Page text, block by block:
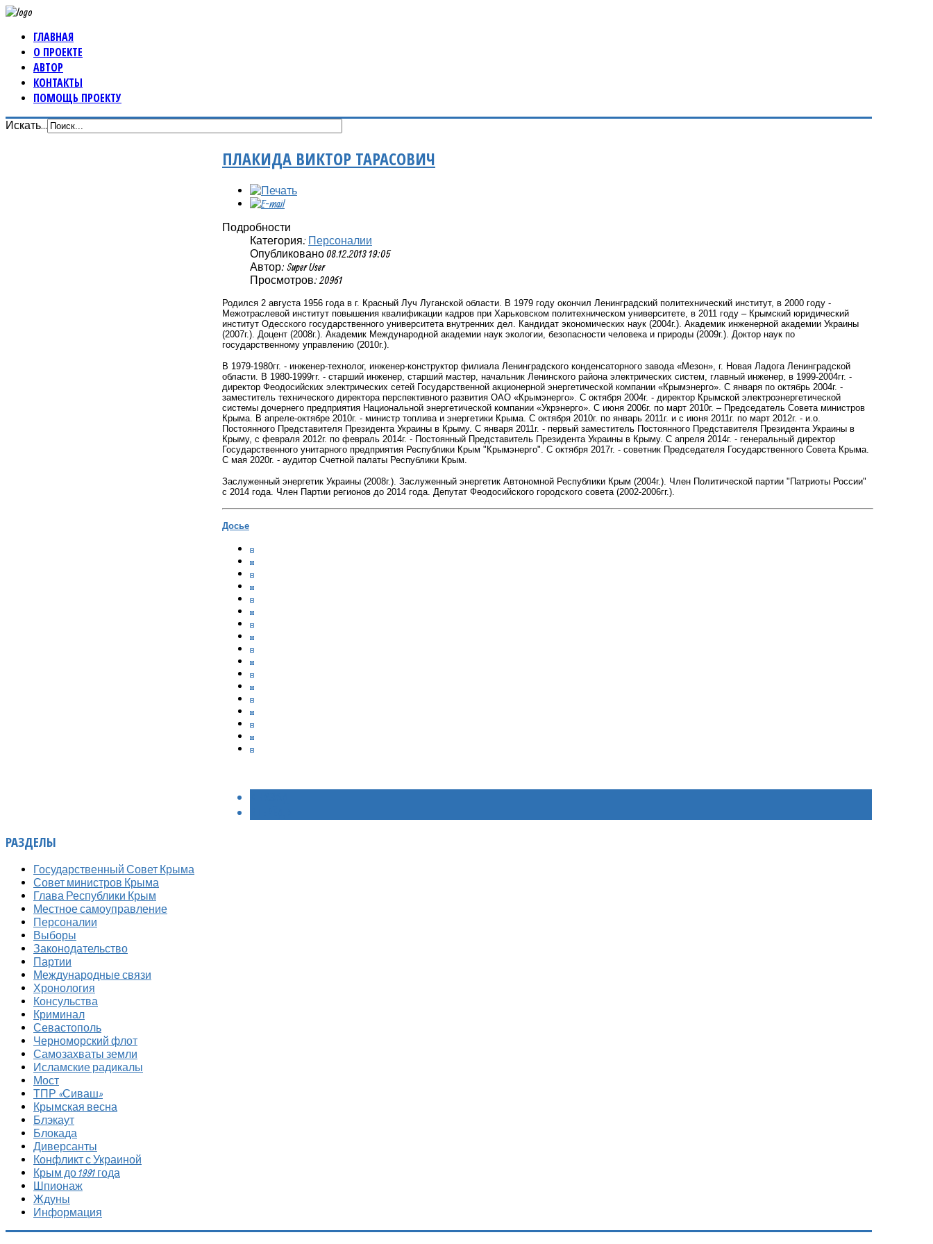
ГЛАВНАЯ
О ПРОЕКТЕ
АВТОР
КОНТАКТЫ
ПОМОЩЬ ПРОЕКТУ
Искать...
ПЛАКИДА ВИКТОР ТАРАСОВИЧ
Подробности
Категория: Персоналии
Опубликовано 08.12.2013 19:05
Автор: Super User
Просмотров: 20961
Родился 2 августа 1956 года в г. Красный Луч Луганской области. В 1979 году окончил Ленинградский политехнический институт, в 2000 году -
Межотраслевой институт повышения квалификации кадров при Харьковском политехническом университете, в 2011 году – Крымский юридический
институт Одесского государственного университета внутренних дел. Кандидат экономических наук (2004г.). Академик инженерной академии Украины
(2007г.). Доцент (2008г.). Академик Международной академии наук экологии, безопасности человека и природы (2009г.). Доктор наук по
государственному управлению (2010г.).
В 1979-1980гг. - инженер-технолог, инженер-конструктор филиала Ленинградского конденсаторного завода «Мезон», г. Новая Ладога Ленинградской
области. В 1980-1999гг. - старший инженер, старший мастер, начальник Ленинского района электрических систем, главный инженер, в 1999-2004гг. -
директор Феодосийских электрических сетей Государственной акционерной энергетической компании «Крымэнерго». С января по октябрь 2004г. -
заместитель технического директора перспективного развития ОАО «Крымэнерго». С октября 2004г. - директор Крымской электроэнергетической
системы дочернего предприятия Национальной энергетической компании «Укрэнерго». С июня 2006г. по март 2010г. – Председатель Совета министров
Крыма. В апреле-октябре 2010г. - министр топлива и энергетики Крыма. С октября 2010г. по январь 2011г. и с июня 2011г. по март 2012г. - и.о.
Постоянного Представителя Президента Украины в Крыму. С января 2011г. - первый заместитель Постоянного Представителя Президента Украины в
Крыму, с февраля 2012г. по февраль 2014г. - Постоянный Представитель Президента Украины в Крыму. С апреля 2014г. - генеральный директор
Государственного унитарного предприятия Республики Крым "Крымэнерго". С октября 2017г. - советник Председателя Государственного Совета Крыма.
С мая 2020г. - аудитор Счетной палаты Республики Крым.
Заслуженный энергетик Украины (2008г.). Заслуженный энергетик Автономной Республики Крым (2004г.). Член Политической партии "Патриоты России"
с 2014 года. Член Партии регионов до 2014 года. Депутат Феодосийского городского совета (2002-2006гг.).
Досье
РАЗДЕЛЫ
Государственный Совет Крыма
Совет министров Крыма
Глава Республики Крым
Местное самоуправление
Персоналии
Выборы
Законодательство
Партии
Международные связи
Хронология
Консульства
Криминал
Севастополь
Черноморский флот
Самозахваты земли
Исламские радикалы
Мост
ТПР «Сиваш»
Крымская весна
Блэкаут
Блокада
Диверсанты
Конфликт с Украиной
Крым до 1991 года
Шпионаж
Ждуны
Информация